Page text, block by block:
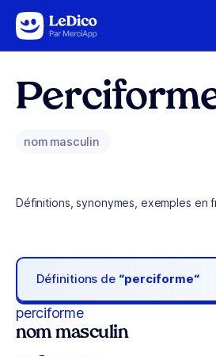
Aller au contenu
nom masculin
Définitions, synonymes, exemples en
Définitions de “perciforme“
perciforme
nom masculin